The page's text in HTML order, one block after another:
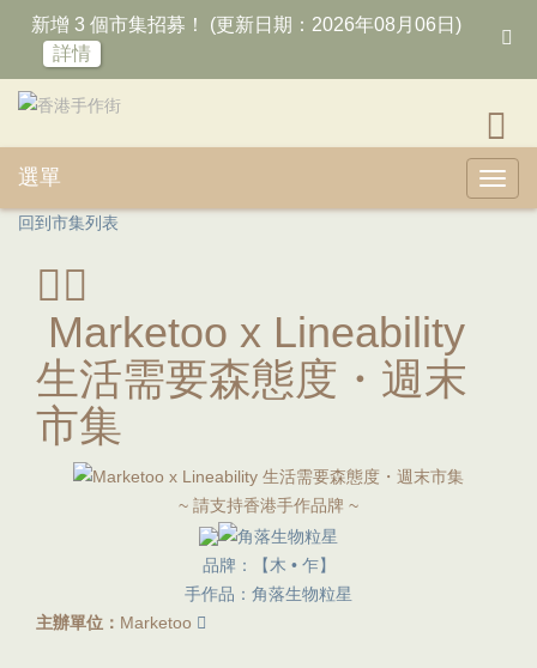
新增 3 個市集招募！ (更新日期：2026年08月06日)
詳情
選單
回到市集列表
Marketoo x Lineability
生活需要森態度・週末
市集
~ 請支持香港手作品牌 ~
品牌：【木 • 乍】
手作品：角落生物粒星
主辦單位： Marketoo